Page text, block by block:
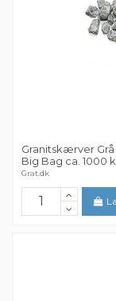
Granitskærver Grå
Big Bag ca. 1000
Grat.dk